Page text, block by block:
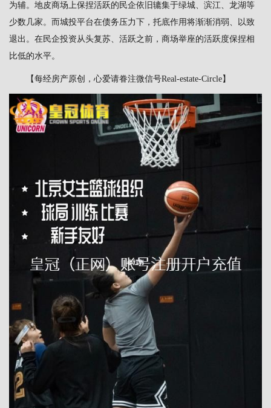
为辅。地皮商场上保捏活跃的民企依旧辘集于绿城、滨江、龙湖等
少数几家。而城投平台在债务压力下，托底作用将渐渐消弱、以致
退出。在民企投资从头复苏、活跃之前，商场举座的活跃度保捏相
比低的水平。
【每经房产原创，心爱请眷注微信号Real-estate-Circle】